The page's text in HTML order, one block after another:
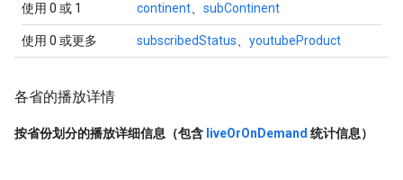
使用 0 或 1 continent subContinent
使用 0 或更多 subscribedStatus youtubeProduct
各省的播放详情
按省份划分的播放详细信息（包含 liveOrOn Demand 统计信息）